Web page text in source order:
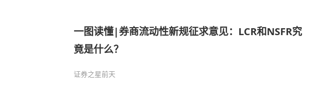
一图读懂|券商流动性新规征求意见：LCR和NSFR究
竟是什么？
证券之星前天